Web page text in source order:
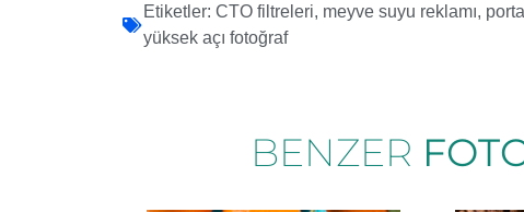
Etiketler: CTO filtreleri, meyve suyu reklamı,
yüksek açı fotoğraf
BENZER